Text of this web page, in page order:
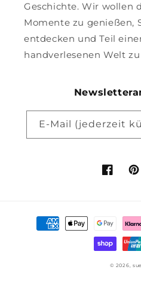
Geschichte. Wir wollen
Momente zu genießen,
entdecken und Teil
handverlesenen Welt
E-Mail (jederzeit
Facebook
Zahlungsmethoden
© 2026,